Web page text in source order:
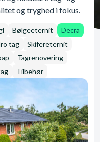
og tryghed i fokus.
Bølgeeternit
Decra
tag
Skifereternit
Tagrenovering
Tilbehør